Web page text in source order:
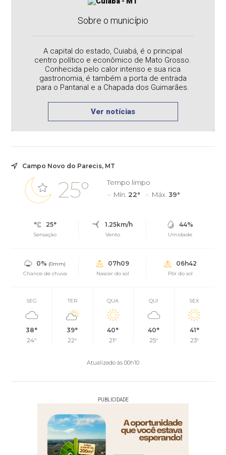
Sobre o município
A capital do estado, Cuiabá, é o principal
centro político e econômico de Mato Grosso.
Conhecida pelo calor intenso e sua rica
gastronomia, é também a porta de entrada
para o Pantanal e a Chapada dos Guimarães.
Ver notícias
Campo Novo do Parecis, MT
25°
Tempo limpo
Mín. 22° Máx. 39°
25°
Sensação
1.25km/h
Vento
44%
Umidade
0% (0mm)
Chance de chuva
07h09
Nascer do sol
06h42
Pôr do sol
SEG
38°
24°
TER
39°
22°
QUA
40°
21°
QUI
40°
25°
SEX
41°
23°
Atualizado às 00h10
PUBLICIDADE